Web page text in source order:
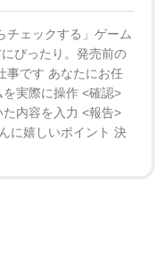
ろう。
チェックする」ゲーム
ぴったり。発売前の
事です あなたにお任
実際に操作 <確認>
内容を入力 <報告>
に嬉しいポイント 決